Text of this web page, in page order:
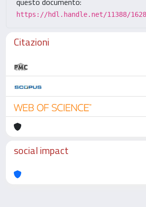
https://hdl.handle.net/11388/
Citazioni
social impact